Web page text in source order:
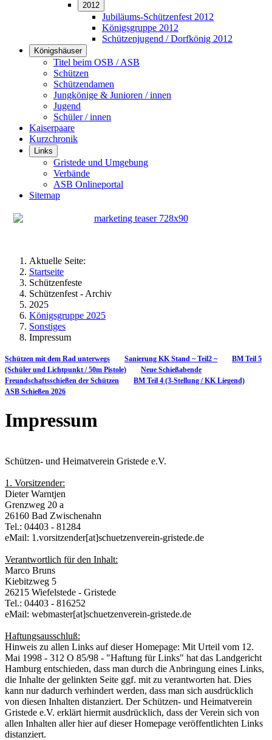
2012
Jubiläums-Schützenfest 2012
Königsgruppe 2012
Schützenjugend / Dorfkönig 2012
Königshäuser
Titel beim OSB / ASB
Schützen
Schützendamen
Jungkönige & Junioren / innen
Jugend
Schüler / innen
Kaiserpaare
Kurzchronik
Links
Gristede und Umgebung
Verbände
ASB Onlineportal
Sitemap
Aktuelle Seite:
Startseite
Schützenfeste
Schützenfest - Archiv
2025
Königsgruppe 2025
Sonstiges
Impressum
Schützen mit dem Rad unterwegs Sanierung KK Stand ~ Teil2 ~
BM Teil 5
(Schüler und Lichtpunkt / 50m Pistole)
Neue Schießabende
Freundschaftsschießen der Schützen
BM Teil 4 (3-Stellung / KK Liegend)
ASB Schießen 2026
Impressum
Schützen- und Heimatverein Gristede e.V.
1. Vorsitzender:
Dieter Warntjen
Grenzweg 20 a
26160 Bad Zwischenahn
Tel.: 04403 - 81284
eMail: 1.vorsitzender[at]schuetzenverein-gristede.de
Verantwortlich für den Inhalt:
Marco Bruns
Kiebitzweg 5
26215 Wiefelstede - Gristede
Tel.: 04403 - 816252
eMail: webmaster[at]schuetzenverein-gristede.de
Haftungsausschluß:
Hinweis zu allen Links auf dieser Homepage: Mit Urteil vom 12.
Mai 1998 - 312 O 85/98 - "Haftung für Links" hat das Landgericht
Hamburg entschieden, dass man durch die Anbringung eines Links,
die Inhalte der gelinkten Seite ggf. mit zu verantworten hat. Dies
kann nur dadurch verhindert werden, dass man sich ausdrücklich
von diesen Inhalten distanziert. Der Schützen- und Heimatverein
Gristede e.V. erklärt hiermit ausdrücklich, dass der Verein sich von
allen Inhalten aller hier auf dieser Homepage veröffentlichten Links
distanziert.